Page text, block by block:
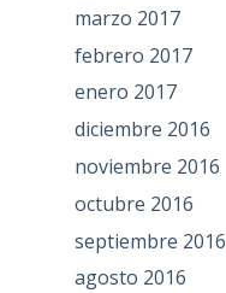
marzo 2017
febrero 2017
enero 2017
diciembre 2016
noviembre 2016
octubre 2016
septiembre 2016
agosto 2016